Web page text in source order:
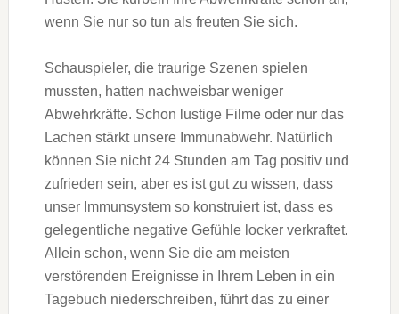
wenn Sie nur so tun als freuten Sie sich.
Schauspieler, die traurige Szenen spielen
mussten, hatten nachweisbar weniger
Abwehrkräfte. Schon lustige Filme oder nur das
Lachen stärkt unsere Immunabwehr. Natürlich
können Sie nicht 24 Stunden am Tag positiv und
zufrieden sein, aber es ist gut zu wissen, dass
unser Immunsystem so konstruiert ist, dass es
gelegentliche negative Gefühle locker verkraftet.
Allein schon, wenn Sie die am meisten
verstörenden Ereignisse in Ihrem Leben in ein
Tagebuch niederschreiben, führt das zu einer